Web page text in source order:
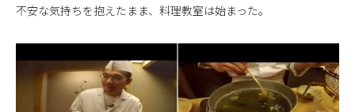
不安な気持ちを抱えたまま、料理教室は始まった。